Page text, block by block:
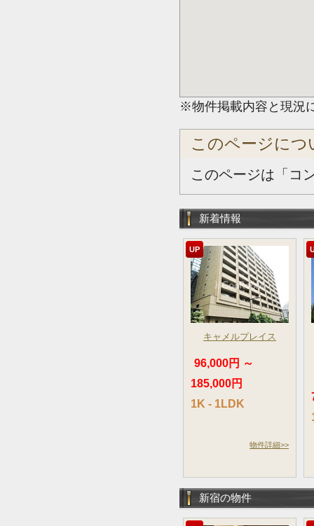
※物件掲載内容と現況
このページにつ
このページは「コ
新着情報
UP
キャメルプレイス
96,000円 ～
185,000円
1K - 1LDK
物件詳細>>
新宿の物件